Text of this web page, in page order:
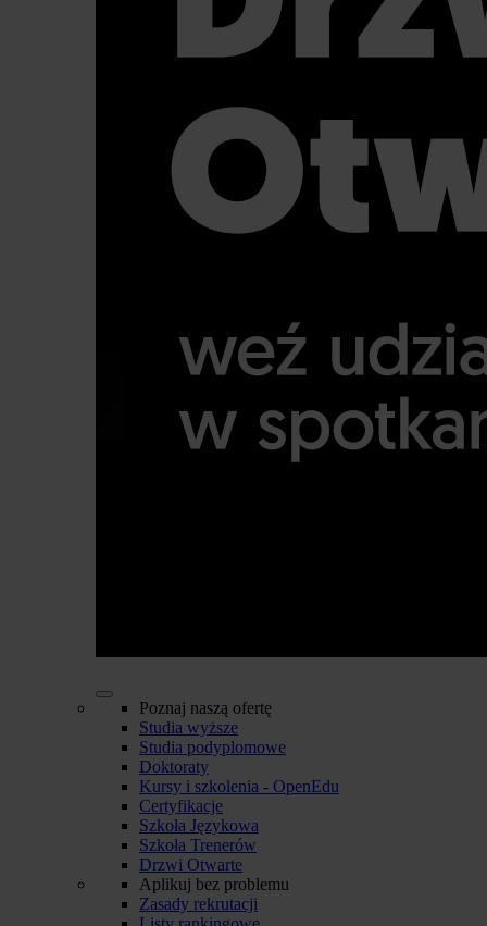
Poznaj naszą ofertę
Studia wyższe
Studia podyplomowe
Doktoraty
Kursy i szkolenia - OpenEdu
Certyfikacje
Szkoła Językowa
Szkoła Trenerów
Drzwi Otwarte
Aplikuj bez problemu
Zasady rekrutacji